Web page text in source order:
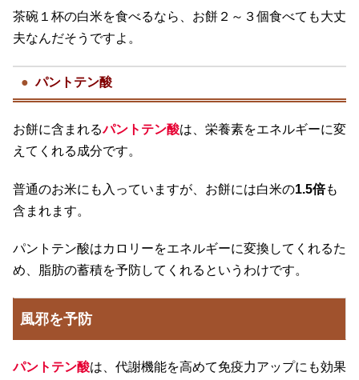
茶碗１杯の白米を食べるなら、お餅２～３個食べても大丈
夫なんだそうですよ。
パントテン酸
お餅に含まれるパントテン酸は、栄養素をエネルギーに変
えてくれる成分です。
普通のお米にも入っていますが、お餅には白米の1.5倍も
含まれます。
パントテン酸はカロリーをエネルギーに変換してくれるた
め、脂肪の蓄積を予防してくれるというわけです。
風邪を予防
パントテン酸は、代謝機能を高めて免疫力アップにも効果